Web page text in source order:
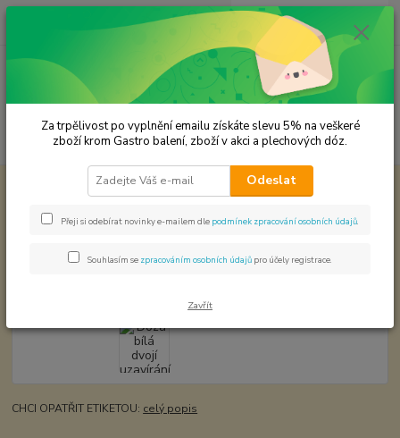
Menu
Hledat
ks
za 0,00 Kč
Plechové dózy - kořenky Dóza bílá dvojí uzavírání 0,652016,25
Dóza bílá dvojí uzavírání
0,652016,25
CHCI OPATŘIT ETIKETOU: celý popis
Za trpělivost po vyplnění emailu získáte slevu 5% na veškeré
zboží krom Gastro balení, zboží v akci a plechových dóz.
Odeslat
Přeji si odebírat novinky e-mailem dle podmínek zpracování osobních údajů
Souhlasím se zpracováním osobních údajů pro účely registrace.
Zavřít